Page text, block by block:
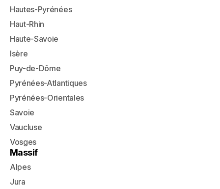
Hautes-Pyrénées
Haut-Rhin
Haute-Savoie
Isère
Puy-de-Dôme
Pyrénées-Atlantiques
Pyrénées-Orientales
Savoie
Vaucluse
Vosges
Massif
Alpes
Jura